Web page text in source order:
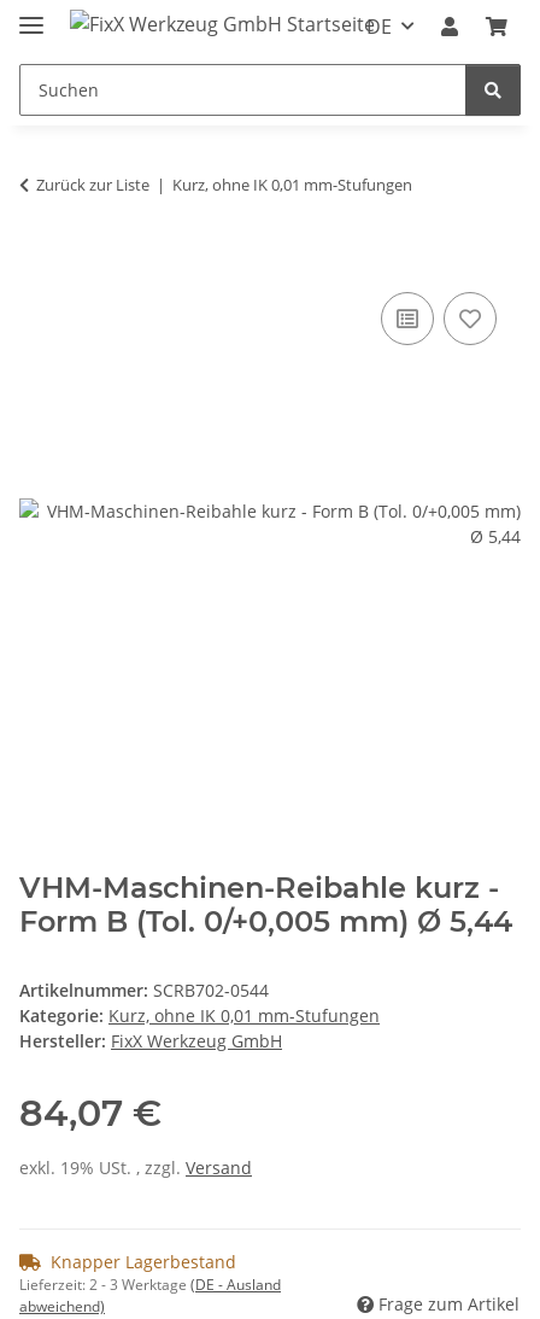
DE
Zurück zur Liste Kurz, ohne IK 0,01 mm-Stufungen
VHM-Maschinen-Reibahle kurz -
Form B (Tol. 0/+0,005 mm) Ø 5,44
Artikelnummer: SCRB702-0544
Kategorie: Kurz, ohne IK 0,01 mm-Stufungen
Hersteller: FixX Werkzeug GmbH
84,07 €
exkl. 19% USt. , zzgl. Versand
Knapper Lagerbestand
Lieferzeit:2 - 3 Werktage (DE - Ausland
abweichend)
Frage zum Artikel